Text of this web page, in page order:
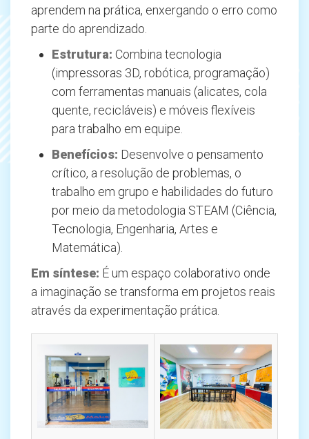
aprendem na prática, enxergando o erro como
parte do aprendizado.
Estrutura: Combina tecnologia
(impressoras 3D, robótica, programação)
com ferramentas manuais (alicates, cola
quente, recicláveis) e móveis flexíveis
para trabalho em equipe.
Benefícios: Desenvolve o pensamento
crítico, a resolução de problemas, o
trabalho em grupo e habilidades do futuro
por meio da metodologia STEAM (Ciência,
Tecnologia, Engenharia, Artes e
Matemática).
Em síntese: É um espaço colaborativo onde
a imaginação se transforma em projetos reais
através da experimentação prática.